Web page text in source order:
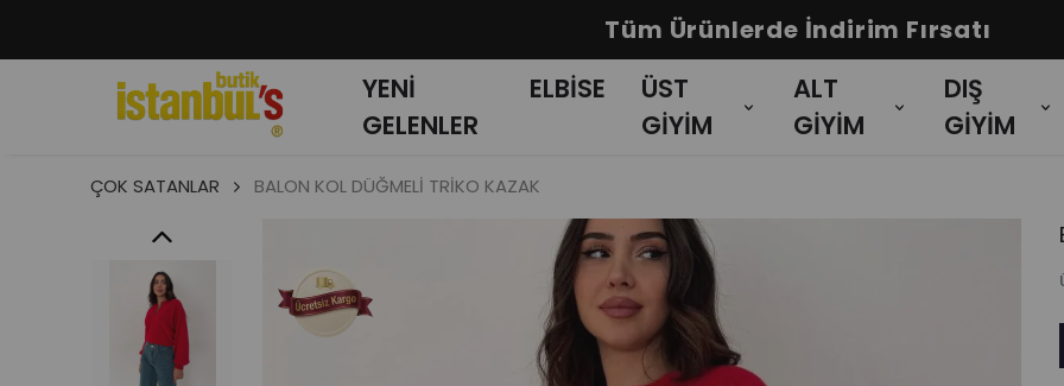
Tüm Ürünlerde İndirim Fırsatı
YENİ
GELENLER
ELBİSE
ÜST
GİYİM
ALT
GİYİM
DIŞ
GİYİM
ÇOK SATANLAR BALON KOL DÜĞMELİ TRİKO KAZAK